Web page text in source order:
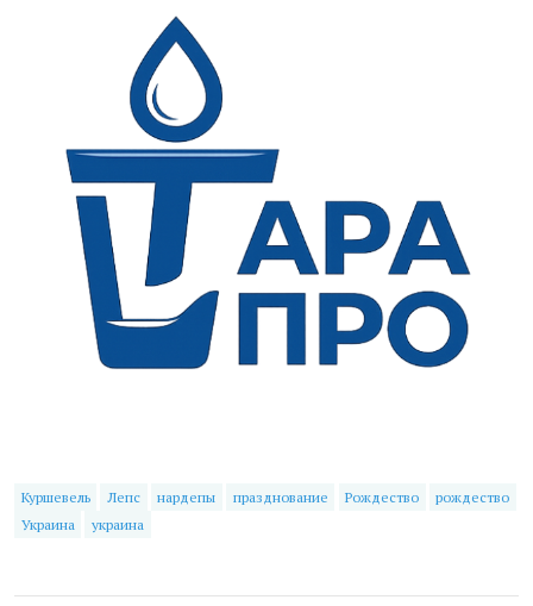
Куршевель Лепс нардепы празднование Рождество
рождество
Украина
украина